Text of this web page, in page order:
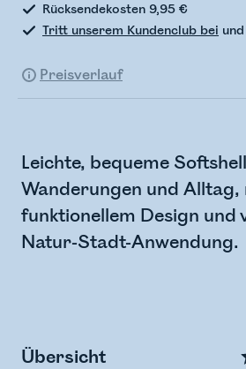
Rücksendekosten 9,95 €
Tritt unserem Kundenclub bei
Preisverlauf
Leichte, bequeme
Wanderungen und Alltag,
funktionellem Design und
Natur-Stadt-Anwendung.
Übersicht